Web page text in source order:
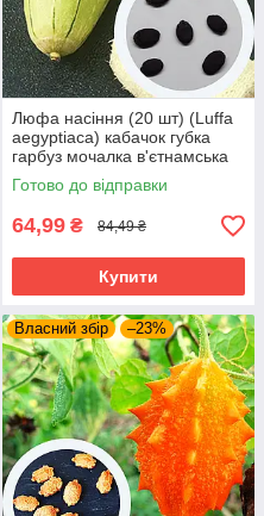
Люфа насіння (20 шт) (Luffa
aegyptiaca) кабачок губка
гарбуз мочалка в'єтнамська
люфа єгипетський огірок
Готово до відправки
64,99 ₴ 84,49 ₴
Купити
Власний збір –23%